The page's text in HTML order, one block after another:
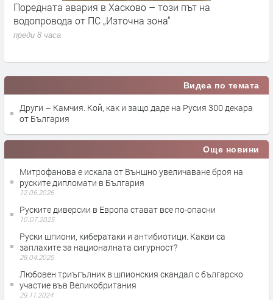
Поредната авария в Хасково – този път на
водопровода от ПС „Източна зона“
преди 8 часа
Видеа по темата
Други – Камчия. Кой, как и защо даде на Русия 300 декара
от България
Още новини
Митрофанова е искала от Външно увеличаване броя на
руските дипломати в България
12.06.2026
Руските диверсии в Европа стават все по-опасни
10.07.2025
Руски шпиони, кибератаки и антибиотици. Какви са
заплахите за националната сигурност?
28.04.2025
Любовен триъгълник в шпионския скандал с българско
участие във Великобритания
29.11.2024